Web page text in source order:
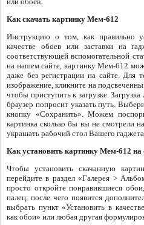
Как скачать картинку Мем-612
Инструкцию о том, как правильно
качестве обоев или заставки на
соответствующей вспомогательной
на нашем сайте, картинку Мем-612
даже без регистрации на сайте. Для
изображение, кликните на
чтобы приступить к загрузке.
браузер попросит указать путь.
кнопку «Сохранить». Можем
картинка сколько бы вы не смотрели
украшать рабочий стол Вашего гаджета
Как установить картинку Мем-612 на
Чтобы установить скачанную
перейдите в раздел «Галерея >
просто откройте понравившиеся
палец, после чего появится
выбрать пункт «Установить в
как обои» или любая другая